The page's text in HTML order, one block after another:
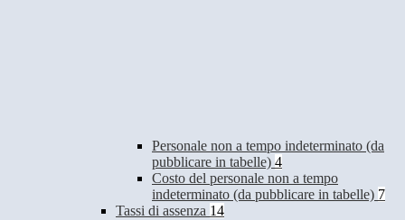
Personale non a tempo indeterminato (da
pubblicare in tabelle) 4
Costo del personale non a tempo
indeterminato (da pubblicare in tabelle) 7
Tassi di assenza 14